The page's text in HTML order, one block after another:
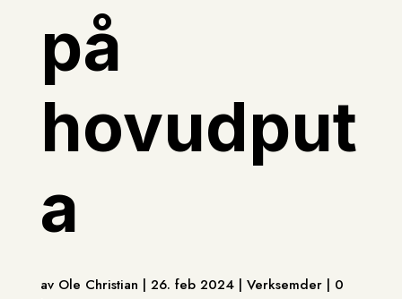
på
hovudput
a
av Ole Christian | 26. feb 2024 | Verksemder | 0